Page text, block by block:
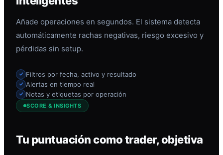
Añade operaciones en segundos. El sistema detecta
automáticamente rachas negativas, riesgo excesivo y
pérdidas sin setup.
Filtros por fecha, activo y resultado
Alertas en tiempo real
Notas y etiquetas por operación
SCORE & INSIGHTS
Tu puntuación como trader, objetiva